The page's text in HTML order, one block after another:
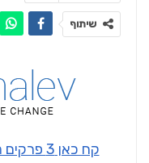
שיתוף
קח כאן 3 פרקים ראשונים מהספר שלי במתנה